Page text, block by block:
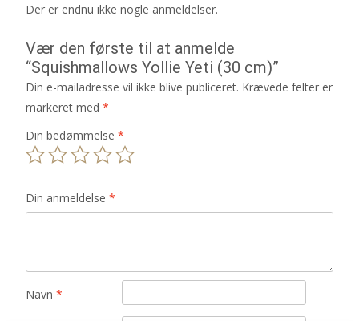
Der er endnu ikke nogle anmeldelser.
Vær den første til at anmelde
“Squishmallows Yollie Yeti (30 cm)”
Din e-mailadresse vil ikke blive publiceret. Krævede felter er
markeret med *
Din bedømmelse *
Din anmeldelse *
Navn *